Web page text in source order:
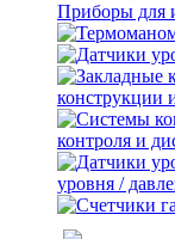
Приборы для
конструкции
контроля и
уровня /